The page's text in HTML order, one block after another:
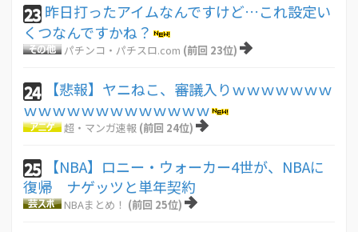
23 昨日打ったアイムなんですけど…これ設定い
くつなんですかね？
パチンコ・パチスロ.com (前回 23位)
24
【悲報】ヤニねこ、審議入りｗｗｗｗｗｗｗ
ｗｗｗｗｗｗｗｗｗｗｗｗｗ
超・マンガ速報 (前回 24位)
25
【NBA】ロニー・ウォーカー4世が、NBAに
復帰 ナゲッツと単年契約
NBAまとめ！ (前回 25位)